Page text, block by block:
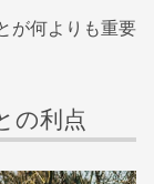
が何よりも重要
の利点